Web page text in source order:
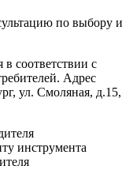
по выбору и
в соответствии с
Адрес
ул. Смоляная, д.15,
инструмента